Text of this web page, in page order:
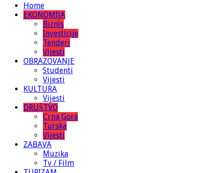
Home
EKONOMIJA
Biznis
Investicije
Tenderi
Vijesti
OBRAZOVANJE
Studenti
Vijesti
KULTURA
Vijesti
DRUŠTVO
Crna Gora
Turska
Vijesti
ZABAVA
Muzika
Tv / Film